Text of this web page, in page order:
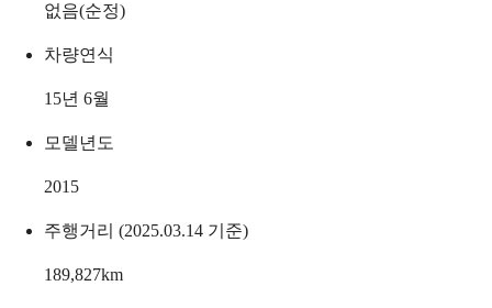
없음(순정)
차량연식
15년 6월
모델년도
2015
주행거리 (2025.03.14 기준)
189,827km